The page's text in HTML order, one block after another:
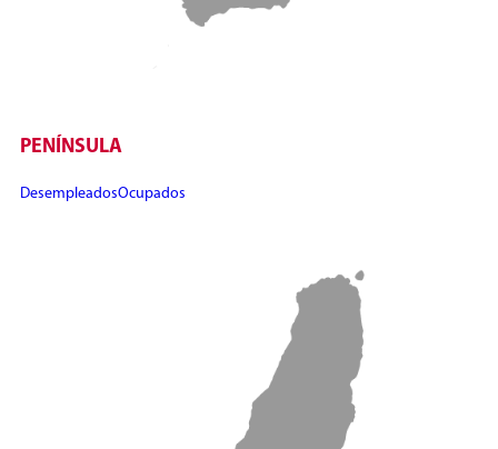
PENÍNSULA
DesempleadosOcupados